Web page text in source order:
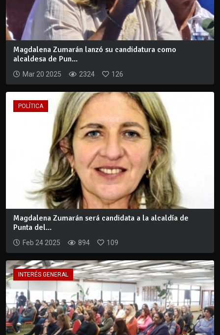
Magdalena Zumarán lanzó su candidatura como
alcaldesa de Pun...
Mar 20 2025 2324 126
POLÍTICA
Magdalena Zumarán será candidata a la alcaldía de
Punta del...
Feb 24 2025 894 109
INTERÉS GENERAL